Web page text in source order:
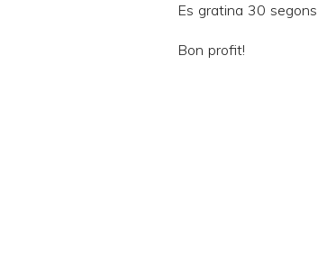
Es gratina 30
Bon profit!